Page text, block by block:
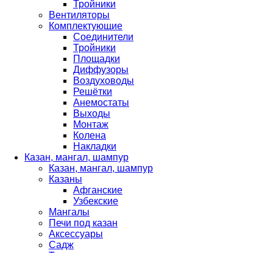
Тройники
Вентиляторы
Комплектующие
Соединители
Тройники
Площадки
Диффузоры
Воздуховоды
Решётки
Анемостаты
Выходы
Монтаж
Колена
Накладки
Казан, мангал, шампур
Казан, мангал, шампур
Казаны
Афганские
Узбекские
Мангалы
Печи под казан
Аксессуары
Садж